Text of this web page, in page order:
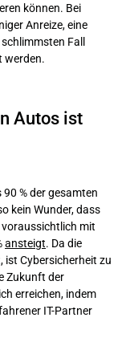
können. Bei
Anreize, eine
Fall
werden.
Autos ist
% der gesamten
kein Wunder, dass
mit
ansteigt. Da die
ist Cybersicherheit zu
Zukunft der
erreichen, indem
IT-Partner